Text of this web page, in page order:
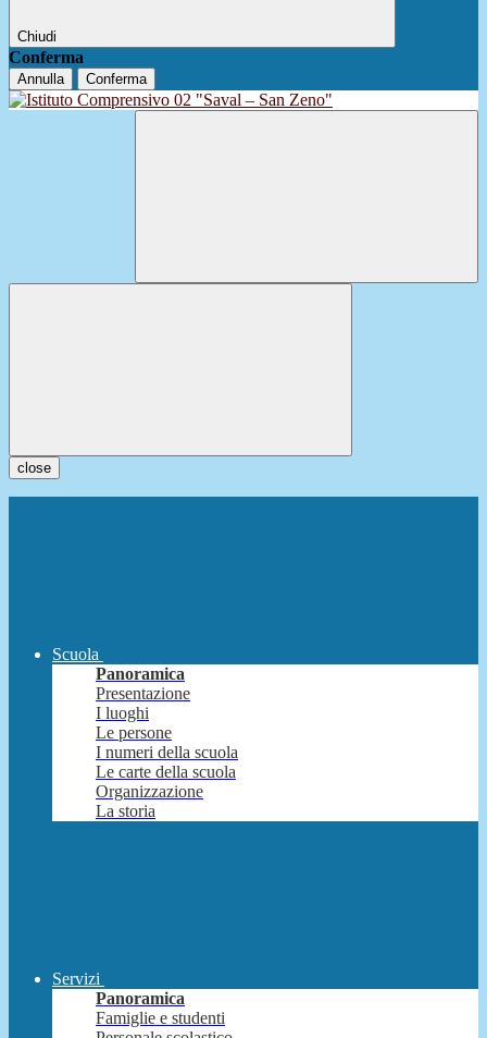
Chiudi
Conferma
Annulla Conferma
close
Scuola
Panoramica
Presentazione
I luoghi
Le persone
I numeri della scuola
Le carte della scuola
Organizzazione
La storia
Servizi
Panoramica
Famiglie e studenti